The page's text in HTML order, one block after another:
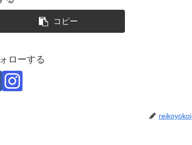
コピー
ローする
reikoyokoi